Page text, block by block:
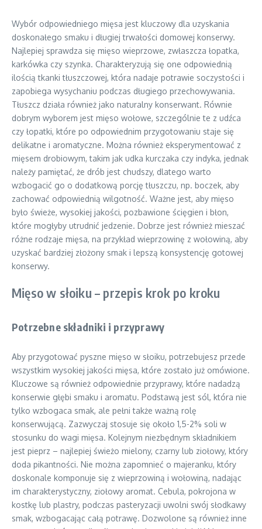
Wybór odpowiedniego mięsa jest kluczowy dla uzyskania
doskonałego smaku i długiej trwałości domowej konserwy.
Najlepiej sprawdza się mięso wieprzowe, zwłaszcza łopatka,
karkówka czy szynka. Charakteryzują się one odpowiednią
ilością tkanki tłuszczowej, która nadaje potrawie soczystości i
zapobiega wysychaniu podczas długiego przechowywania.
Tłuszcz działa również jako naturalny konserwant. Równie
dobrym wyborem jest mięso wołowe, szczególnie te z udźca
czy łopatki, które po odpowiednim przygotowaniu staje się
delikatne i aromatyczne. Można również eksperymentować z
mięsem drobiowym, takim jak udka kurczaka czy indyka, jednak
należy pamiętać, że drób jest chudszy, dlatego warto
wzbogacić go o dodatkową porcję tłuszczu, np. boczek, aby
zachować odpowiednią wilgotność. Ważne jest, aby mięso
było świeże, wysokiej jakości, pozbawione ścięgien i błon,
które mogłyby utrudnić jedzenie. Dobrze jest również mieszać
różne rodzaje mięsa, na przykład wieprzowinę z wołowiną, aby
uzyskać bardziej złożony smak i lepszą konsystencję gotowej
konserwy.
Mięso w słoiku – przepis krok po kroku
Potrzebne składniki i przyprawy
Aby przygotować pyszne mięso w słoiku, potrzebujesz przede
wszystkim wysokiej jakości mięsa, które zostało już omówione.
Kluczowe są również odpowiednie przyprawy, które nadadzą
konserwie głębi smaku i aromatu. Podstawą jest sól, która nie
tylko wzbogaca smak, ale pełni także ważną rolę
konserwującą. Zazwyczaj stosuje się około 1,5-2% soli w
stosunku do wagi mięsa. Kolejnym niezbędnym składnikiem
jest pieprz – najlepiej świeżo mielony, czarny lub ziołowy, który
doda pikantności. Nie można zapomnieć o majeranku, który
doskonale komponuje się z wieprzowiną i wołowiną, nadając
im charakterystyczny, ziołowy aromat. Cebula, pokrojona w
kostkę lub plastry, podczas pasteryzacji uwolni swój słodkawy
smak, wzbogacając całą potrawę. Dozwolone są również inne